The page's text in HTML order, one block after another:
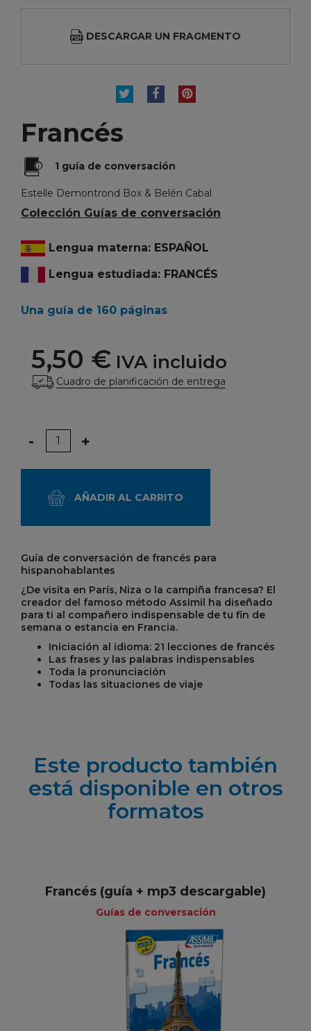
DESCARGAR UN FRAGMENTO
TUITEARCOMPARTIR
PINTEREST
Francés
1 guía de conversación
Estelle Demontrond Box & Belén Cabal
Colección Guías de conversación
Lengua materna: ESPAÑOL
Lengua estudiada: FRANCÉS
Una guía de 160 páginas
5,50 € IVA incluido
Cuadro de planificación de entrega
Cantidad
- +
AÑADIR AL CARRITO
Guía de conversación de francés para
hispanohablantes
¿De visita en París, Niza o la campiña francesa? El
creador del famoso método Assimil ha diseñado
para ti al compañero indispensable de tu fin de
semana o estancia en Francia.
Iniciación al idioma: 21 lecciones de francés
Las frases y las palabras indispensables
Toda la pronunciación
Todas las situaciones de viaje
Este producto también
está disponible en otros
formatos
Francés (guía + mp3 descargable)
Guías de conversación